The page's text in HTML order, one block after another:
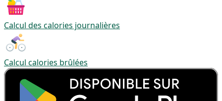
Calcul des calories journalières
Calcul calories brûlées